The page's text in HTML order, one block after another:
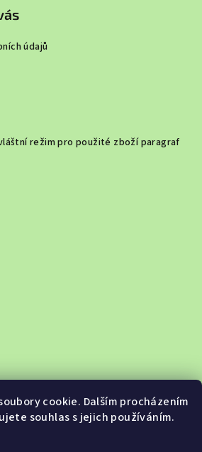
cookie. Dalším procházením
souhlas s jejich používáním.
údajů
režim pro použité zboží paragraf